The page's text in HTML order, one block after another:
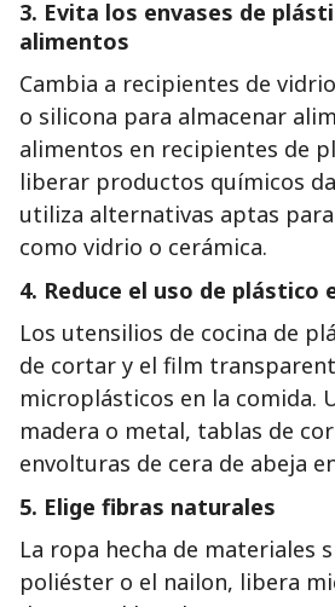
3. Evita los envases de
alimentos
Cambia a recipientes de
o silicona para almacenar
alimentos en recipientes de
liberar productos químicos
utiliza alternativas aptas
como vidrio o cerámica.
4. Reduce el uso de plástico
Los utensilios de cocina de
de cortar y el film
microplásticos en la comida.
madera o metal, tablas de
envolturas de cera de abeja
5. Elige fibras naturales
La ropa hecha de materiales
poliéster o el nailon, libera